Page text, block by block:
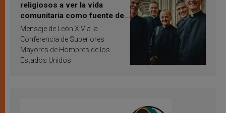
religiosos a ver la vida
comunitaria como fuente de
inspiración y santificación
Mensaje de León XIV a la
Conferencia de Superiores
Mayores de Hombres de los
Estados Unidos